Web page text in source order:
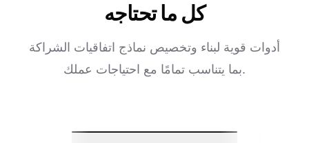
كل ما تحتاجه
أدوات قوية لبناء وتخصيص نماذج اتفاقيات الشراكة
بما يتناسب تمامًا مع احتياجات عملك.